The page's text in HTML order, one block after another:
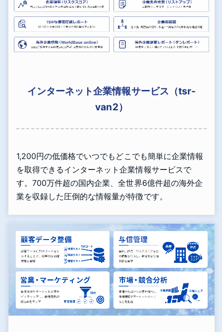
インターネット企業情報サービス（tsr-
van2）
1,200円の低価格でいつでもどこでも簡単に企業情報
を取得できるインターネット企業情報サービスで
す。700万件超の国内企業、全世界6億件超の海外企
業を収録した圧倒的な情報量が特徴です。